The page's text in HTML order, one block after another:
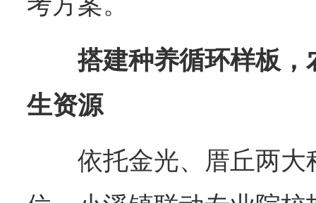
搭建种养循环样板
生资源
依托金光、厝丘两